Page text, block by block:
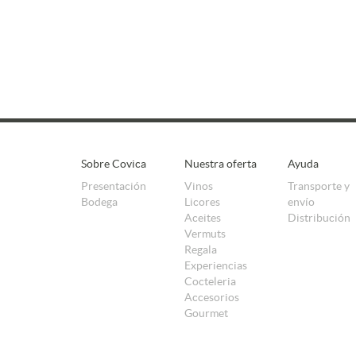
Sobre Covica
Presentación
Bodega
Nuestra oferta
Vinos
Licores
Aceites
Vermuts
Regala
Experiencias
Cocteleria
Accesorios
Gourmet
Ayuda
Transporte y
envío
Distribución